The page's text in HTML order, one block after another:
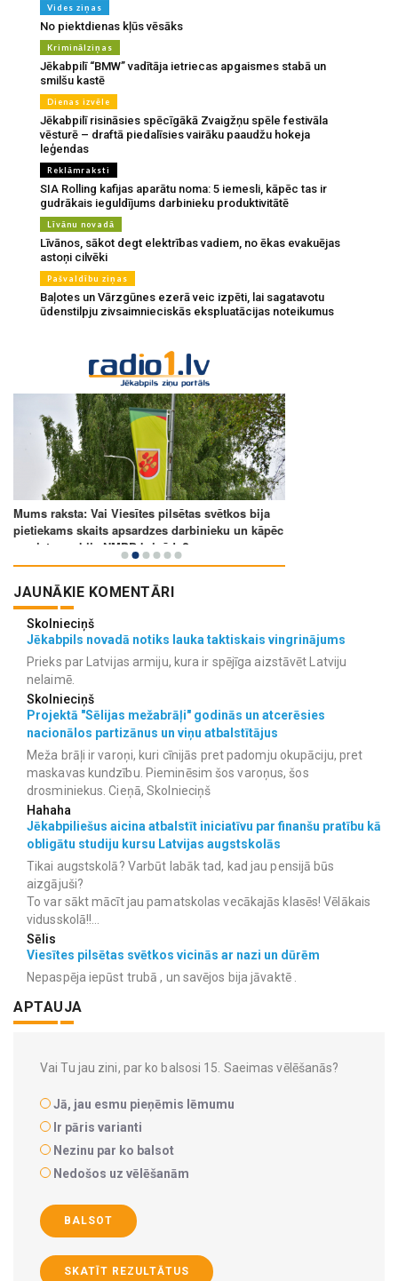
Vides ziņas
No piektdienas kļūs vēsāks
Kriminālziņas
Jēkabpilī “BMW” vadītāja ietriecas apgaismes stabā un
smilšu kastē
Dienas izvēle
Jēkabpilī risināsies spēcīgākā Zvaigžņu spēle festivāla
vēsturē – draftā piedalīsies vairāku paaudžu hokeja
leģendas
Reklāmraksti
SIA Rolling kafijas aparātu noma: 5 iemesli, kāpēc tas ir
gudrākais ieguldījums darbinieku produktivitātē
Līvānu novadā
Līvānos, sākot degt elektrības vadiem, no ēkas evakuējas
astoņi cilvēki
Pašvaldību ziņas
Baļotes un Vārzgūnes ezerā veic izpēti, lai sagatavotu
ūdenstilpju zivsaimnieciskās ekspluatācijas noteikumus
JAUNĀKIE KOMENTĀRI
Skolnieciņš
Jēkabpils novadā notiks lauka taktiskais vingrinājums
Prieks par Latvijas armiju, kura ir spējīga aizstāvēt Latviju
nelaimē.
Skolnieciņš
Projektā "Sēlijas mežabrāļi" godinās un atcerēsies
nacionālos partizānus un viņu atbalstītājus
Meža brāļi ir varoņi, kuri cīnijās pret padomju okupāciju, pret
maskavas kundzību. Pieminēsim šos varoņus, šos
drosminiekus. Cieņā, Skolnieciņš
Hahaha
Jēkabpiliešus aicina atbalstīt iniciatīvu par finanšu pratību kā
obligātu studiju kursu Latvijas augstskolās
Tikai augstskolā? Varbūt labāk tad, kad jau pensijā būs
aizgājuši?
To var sākt mācīt jau pamatskolas vecākajās klasēs! Vēlākais
vidusskolā!!...
Sēlis
Viesītes pilsētas svētkos vicinās ar nazi un dūrēm
Nepaspēja iepūst trubā , un savējos bija jāvaktē .
APTAUJA
Vai Tu jau zini, par ko balsosi 15. Saeimas vēlēšanās?
Jā, jau esmu pieņēmis lēmumu
Ir pāris varianti
Nezinu par ko balsot
Nedošos uz vēlēšanām
BALSOT
SKATĪT REZULTĀTUS